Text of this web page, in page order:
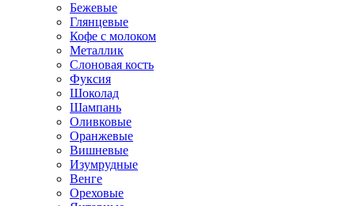
Бежевые
Глянцевые
Кофе с молоком
Металлик
Слоновая кость
Фуксия
Шоколад
Шампань
Оливковые
Оранжевые
Вишневые
Изумрудные
Венге
Ореховые